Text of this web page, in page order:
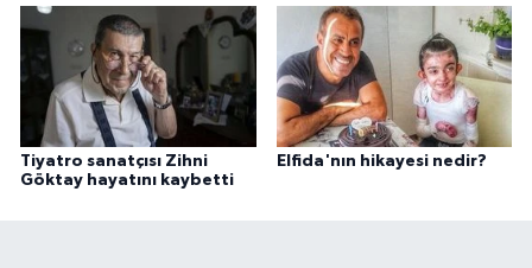
Tiyatro sanatçısı Zihni
Göktay hayatını kaybetti
Elfida'nın hikayesi nedir?